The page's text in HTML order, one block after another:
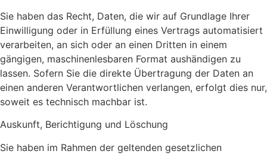
Sie haben das Recht, Daten, die wir auf Grundlage Ihrer
Einwilligung oder in Erfüllung eines Vertrags automatisiert
verarbeiten, an sich oder an einen Dritten in einem
gängigen, maschinenlesbaren Format aushändigen zu
lassen. Sofern Sie die direkte Übertragung der Daten an
einen anderen Verantwortlichen verlangen, erfolgt dies nur,
soweit es technisch machbar ist.
Auskunft, Berichtigung und Löschung
Sie haben im Rahmen der geltenden gesetzlichen